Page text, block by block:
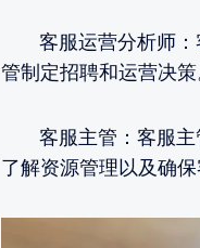
客服运营分析师：
管制定招聘和运营决策
客服主管：客服主
了解资源管理以及确保